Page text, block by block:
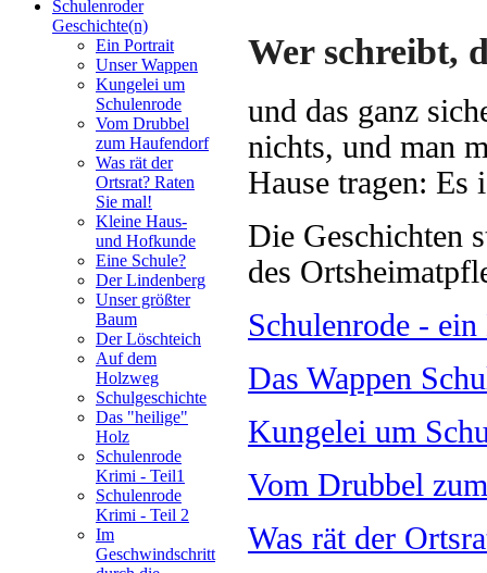
Schulenroder
Geschichte(n)
Ein Portrait
Unser Wappen
Kungelei um
Schulenrode
Vom Drubbel
zum Haufendorf
Was rät der
Ortsrat? Raten
Sie mal!
Kleine Haus-
und Hofkunde
Eine Schule?
Der Lindenberg
Unser größter
Baum
Der Löschteich
Auf dem
Holzweg
Schulgeschichte
Das "heilige"
Holz
Schulenrode
Krimi - Teil1
Schulenrode
Krimi - Teil 2
Im
Geschwindschritt
Wer schreibt,
und das ganz
nichts, und man
Hause tragen: Es
Die Geschichten
des
Schulenrode -
Das Wappen
Kungelei um
Vom Drubbel
Was rät der